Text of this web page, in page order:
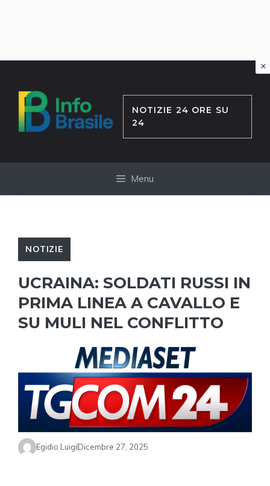
contenuto
NOTIZIE 24 ORE SU
24
Menu
NOTIZIE
UCRAINA: SOLDATI RUSSI IN
PRIMA LINEA A CAVALLO E
SU MULI NEL CONFLITTO
Egidio LuigiDicembre 27, 2025
×